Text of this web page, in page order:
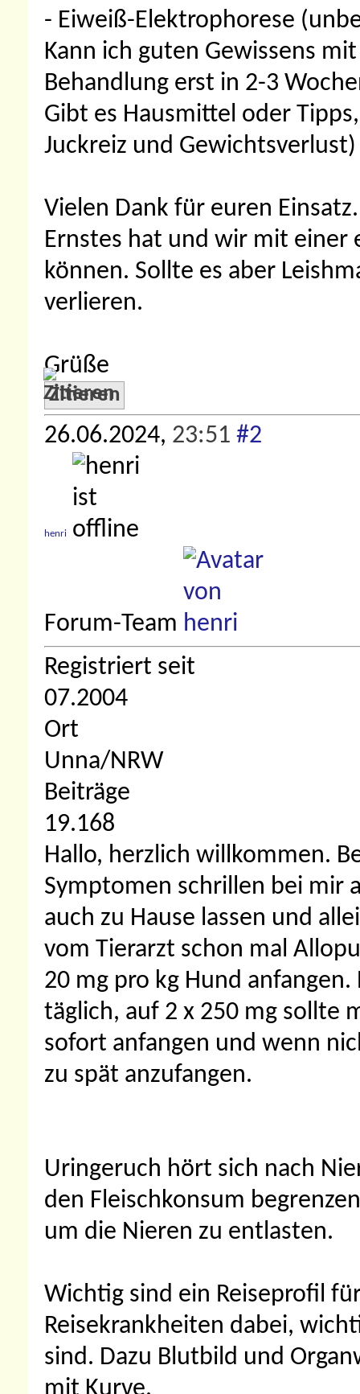
- Eiweiß-Elektrophorese
Kann ich guten Gewissens
Behandlung erst in 2-3
Gibt es Hausmittel oder
Juckreiz und
Vielen Dank für euren
Ernstes hat und wir mit einer
können. Sollte es aber
verlieren.
Grüße
Zitieren
26.06.2024, 23:51 #2
henri
Forum-Team
Registriert seit
07.2004
Ort
Unna/NRW
Beiträge
19.168
Hallo, herzlich willkommen.
Symptomen schrillen bei mir
auch zu Hause lassen und
vom Tierarzt schon mal
20 mg pro kg Hund anfangen.
täglich, auf 2 x 250 mg sollte
sofort anfangen und wenn
zu spät anzufangen.
Uringeruch hört sich nach
den Fleischkonsum
um die Nieren zu entlasten.
Wichtig sind ein Reiseprofil
Reisekrankheiten dabei,
sind. Dazu Blutbild und